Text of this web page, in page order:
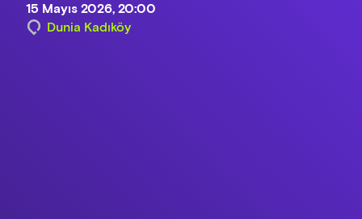
15 Mayıs 2026, 20:00
Dunia Kadıköy